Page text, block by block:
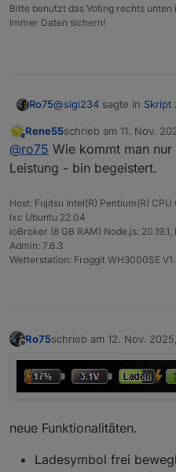
Bitte benutzt das Voting rechts
Immer Daten sichern!
Ro75@sigi234 sagte in Skript
Hallo, also brauche
sprich Datenpunkt
Batteriestand und DP für
Ro75.
Offline
Rene55schrieb am 11. Nov.
zuletzt editiert von
@ro75 Wie kommt man
Leistung - bin begeistert.
Host: Fujitsu Intel(R) Pentium(R)
lxc Ubuntu 22.04
ioBroker (8 GB RAM) Node.js:
Admin: 7.6.3
Wetterstation: Froggit WH3000SE
Ro75schrieb am 12. Nov.
zuletzt editiert von
neue Funktionalitäten.
Ladesymbol frei